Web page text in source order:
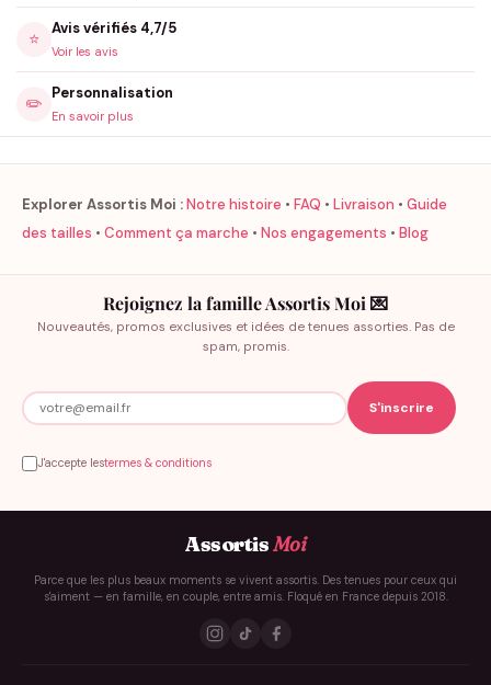
⭐
Avis vérifiés 4,7/5
Voir les avis
✏️
Personnalisation
En savoir plus
Explorer Assortis Moi :Notre histoire • FAQ • Livraison • Guide
des tailles • Comment ça marche • Nos engagements • Blog
Rejoignez la famille Assortis Moi 💌
Nouveautés, promos exclusives et idées de tenues assorties. Pas de
spam, promis.
J'accepte lestermes & conditions
AssortisMoi
Parce que les plus beaux moments se vivent assortis. Des tenues pour ceux qui
s'aiment — en famille, en couple, entre amis. Floqué en France depuis 2018.